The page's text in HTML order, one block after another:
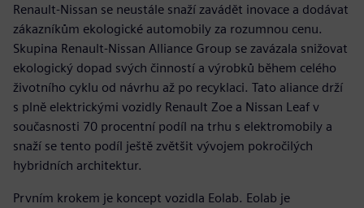
Renault-Nissan se neustále snaží zavádět inovace a dodávat
zákazníkům ekologické automobily za rozumnou cenu.
Skupina Renault-Nissan Alliance Group se zavázala snižovat
ekologický dopad svých činností a výrobků během celého
životního cyklu od návrhu až po recyklaci. Tato aliance drží
s plně elektrickými vozidly Renault Zoe a Nissan Leaf v
současnosti 70 procentní podíl na trhu s elektromobily a
snaží se tento podíl ještě zvětšit vývojem pokročilých
hybridních architektur.
Prvním krokem je koncept vozidla Eolab. Eolab je